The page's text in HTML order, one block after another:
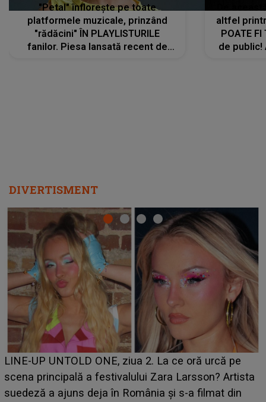
"Petal" înflorește pe toate
platformele muzicale, prinzând
"rădăcini" ÎN PLAYLISTURILE
fanilor. Piesa lansată recent de
altfel
POATE FI
de public!
DIVERTISMENT
Ce a dezvăluit noua concurentă din "Casa Iubirii" l-a
luat prin surprindere pe Emanuel. CINE ESTE
BĂIATUL VIZAT de Alexandra?! Aflându-se în fața